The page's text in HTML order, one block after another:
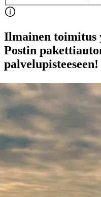
Ilmainen toimitus
Postin
palvelupisteeseen!
Etu ei koske
Tarkista
Ei saatavilla